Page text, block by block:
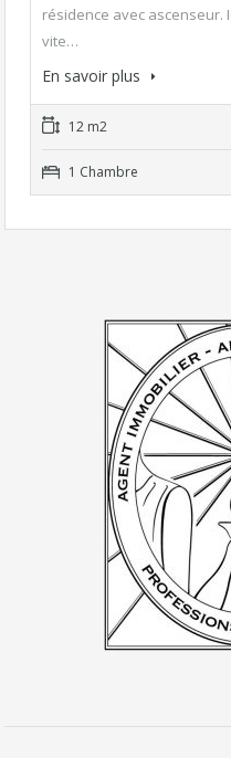
résidence avec ascenseur.
vite…
En savoir plus
12 m2
1 Chambre